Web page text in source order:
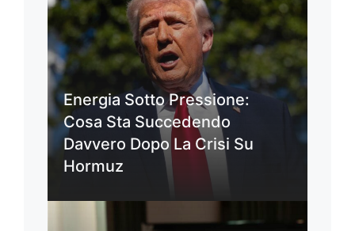
Energia Sotto Pressione:
Cosa Sta Succedendo
Davvero Dopo La Crisi Su
Hormuz